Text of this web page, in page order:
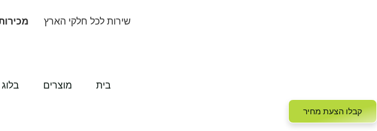
שירות לכל חלקי הארץ
בית מוצרים בלוג
קבלו הצעת מחיר